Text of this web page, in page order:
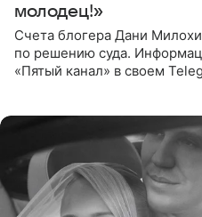
молодец!»
Счета блогера Дани
по решению суда.
«Пятый канал» в своем